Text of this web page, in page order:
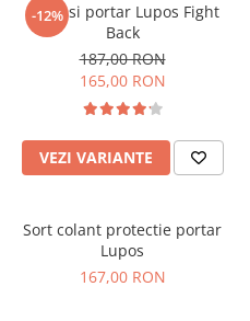
-12%
Manusi portar Lupos Fight
Back
187,00 RON
165,00 RON
VEZI VARIANTE
Sort colant protectie portar
Lupos
167,00 RON